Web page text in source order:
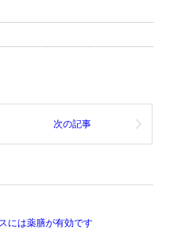
次の記事
には薬膳が有効です